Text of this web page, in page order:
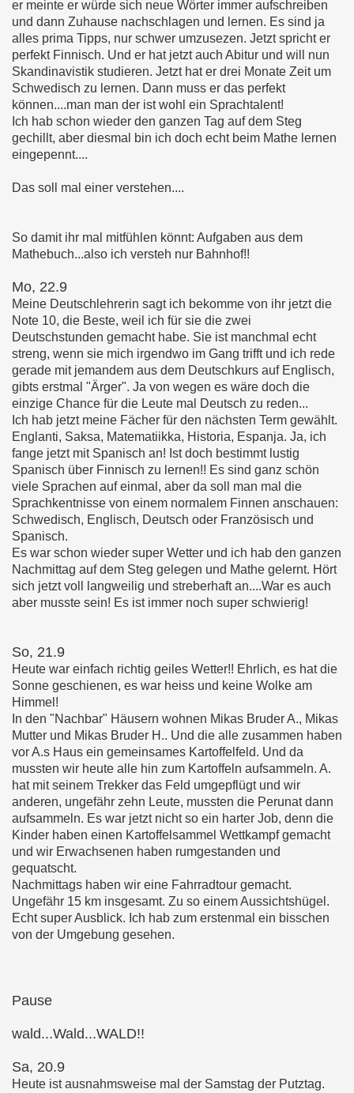
er meinte er würde sich neue Wörter immer aufschreiben
und dann Zuhause nachschlagen und lernen. Es sind ja
alles prima Tipps, nur schwer umzusezen. Jetzt spricht er
perfekt Finnisch. Und er hat jetzt auch Abitur und will nun
Skandinavistik studieren. Jetzt hat er drei Monate Zeit um
Schwedisch zu lernen. Dann muss er das perfekt
können....man man der ist wohl ein Sprachtalent!
Ich hab schon wieder den ganzen Tag auf dem Steg
gechillt, aber diesmal bin ich doch echt beim Mathe lernen
eingepennt....
Das soll mal einer verstehen....
So damit ihr mal mitfühlen könnt: Aufgaben aus dem
Mathebuch...also ich versteh nur Bahnhof!!
Mo, 22.9
Meine Deutschlehrerin sagt ich bekomme von ihr jetzt die
Note 10, die Beste, weil ich für sie die zwei
Deutschstunden gemacht habe. Sie ist manchmal echt
streng, wenn sie mich irgendwo im Gang trifft und ich rede
gerade mit jemandem aus dem Deutschkurs auf Englisch,
gibts erstmal "Ärger". Ja von wegen es wäre doch die
einzige Chance für die Leute mal Deutsch zu reden...
Ich hab jetzt meine Fächer für den nächsten Term gewählt.
Englanti, Saksa, Matematiikka, Historia, Espanja. Ja, ich
fange jetzt mit Spanisch an! Ist doch bestimmt lustig
Spanisch über Finnisch zu lernen!! Es sind ganz schön
viele Sprachen auf einmal, aber da soll man mal die
Sprachkentnisse von einem normalem Finnen anschauen:
Schwedisch, Englisch, Deutsch oder Französisch und
Spanisch.
Es war schon wieder super Wetter und ich hab den ganzen
Nachmittag auf dem Steg gelegen und Mathe gelernt. Hört
sich jetzt voll langweilig und streberhaft an....War es auch
aber musste sein! Es ist immer noch super schwierig!
So, 21.9
Heute war einfach richtig geiles Wetter!! Ehrlich, es hat die
Sonne geschienen, es war heiss und keine Wolke am
Himmel!
In den "Nachbar" Häusern wohnen Mikas Bruder A., Mikas
Mutter und Mikas Bruder H.. Und die alle zusammen haben
vor A.s Haus ein gemeinsames Kartoffelfeld. Und da
mussten wir heute alle hin zum Kartoffeln aufsammeln. A.
hat mit seinem Trekker das Feld umgepflügt und wir
anderen, ungefähr zehn Leute, mussten die Perunat dann
aufsammeln. Es war jetzt nicht so ein harter Job, denn die
Kinder haben einen Kartoffelsammel Wettkampf gemacht
und wir Erwachsenen haben rumgestanden und
gequatscht.
Nachmittags haben wir eine Fahrradtour gemacht.
Ungefähr 15 km insgesamt. Zu so einem Aussichtshügel.
Echt super Ausblick. Ich hab zum erstenmal ein bisschen
von der Umgebung gesehen.
Pause
wald...Wald...WALD!!
Sa, 20.9
Heute ist ausnahmsweise mal der Samstag der Putztag.